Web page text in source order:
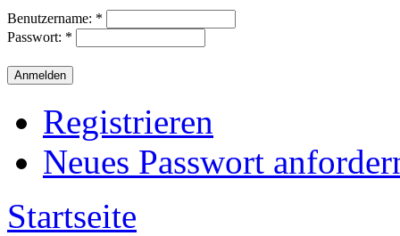
Benutzername: *
Passwort: *
Registrieren
Neues Passwort
Startseite